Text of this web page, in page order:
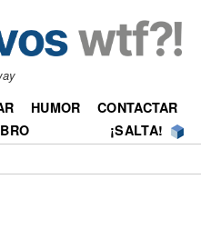
HUMOR
CONTACTAR
¡SALTA!